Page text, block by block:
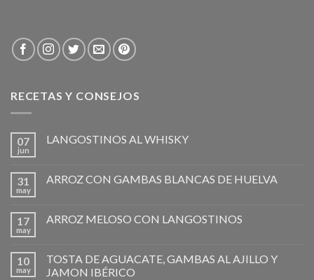
RECETAS Y CONSEJOS
07
jun
LANGOSTINOS AL WHISKY
31
may
ARROZ CON GAMBAS BLANCAS DE HUELVA
17
may
ARROZ MELOSO CON LANGOSTINOS
10
may
TOSTA DE AGUACATE, GAMBAS AL AJILLO Y
JAMON IBÉRICO